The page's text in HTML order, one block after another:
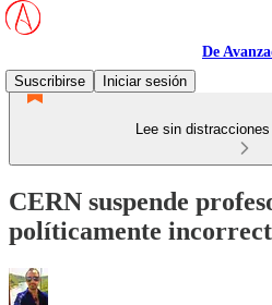
De
Suscribirse
Iniciar sesión
Lee sin
CERN suspende
políticamente